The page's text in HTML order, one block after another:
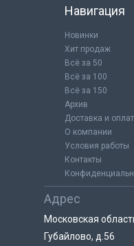
Навигация
Новинки
Хит продаж
Всё за 50
Всё за 100
Всё за 150
Архив
Доставка и
О компании
Условия работы
Контакты
Адрес
Московская
Губайлово, д.56